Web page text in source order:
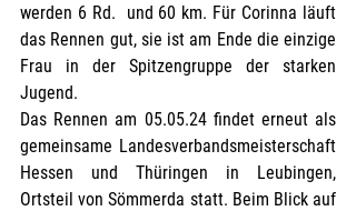
werden 6 Rd.  und 60 km. Für Corinna läuft
das Rennen gut, sie ist am Ende die einzige
Frau in der Spitzengruppe der starken
Jugend.
Das Rennen am 05.05.24 findet erneut als
gemeinsame Landesverbandsmeisterschaft
Hessen und Thüringen in Leubingen,
Ortsteil von Sömmerda statt. Beim Blick auf